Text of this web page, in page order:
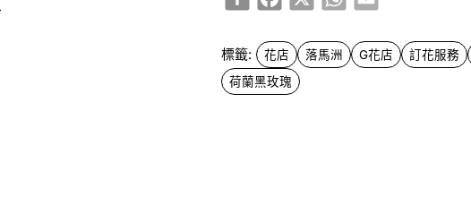
標籤: 花店 落馬洲 G花店 訂花服務
荷蘭黑玫瑰